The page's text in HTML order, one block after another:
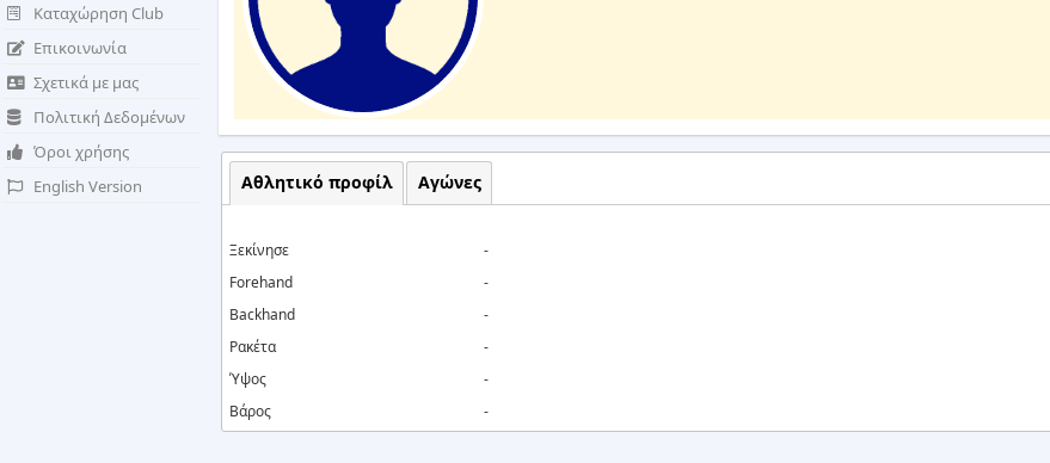
Καταχώρηση Club
Επικοινωνία
Σχετικά με μας
Πολιτική Δεδομένων
Όροι χρήσης
English Version
Αθλητικό προφίλ Αγώνες
Ξεκίνησε
-
Forehand
-
Backhand
-
Ρακέτα
-
Ύψος
-
Βάρος
-